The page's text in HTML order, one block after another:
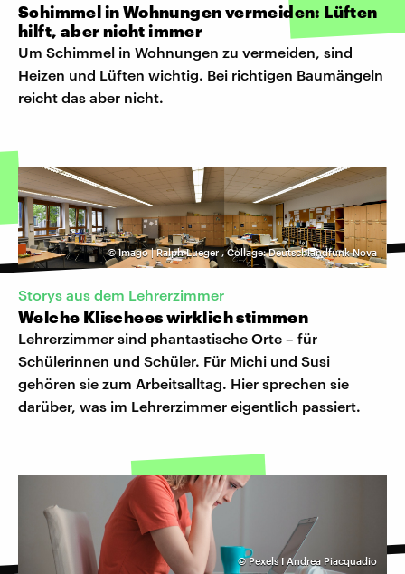
Schimmel in Wohnungen vermeiden: Lüften
hilft, aber nicht immer
Um Schimmel in Wohnungen zu vermeiden, sind
Heizen und Lüften wichtig. Bei richtigen Baumängeln
reicht das aber nicht.
©Imago | Ralph Lueger,Collage: Deutschlandfunk Nova
Storys aus dem Lehrerzimmer
Welche Klischees wirklich stimmen
Lehrerzimmer sind phantastische Orte – für
Schülerinnen und Schüler. Für Michi und Susi
gehören sie zum Arbeitsalltag. Hier sprechen sie
darüber, was im Lehrerzimmer eigentlich passiert.
©Pexels I Andrea Piacquadio